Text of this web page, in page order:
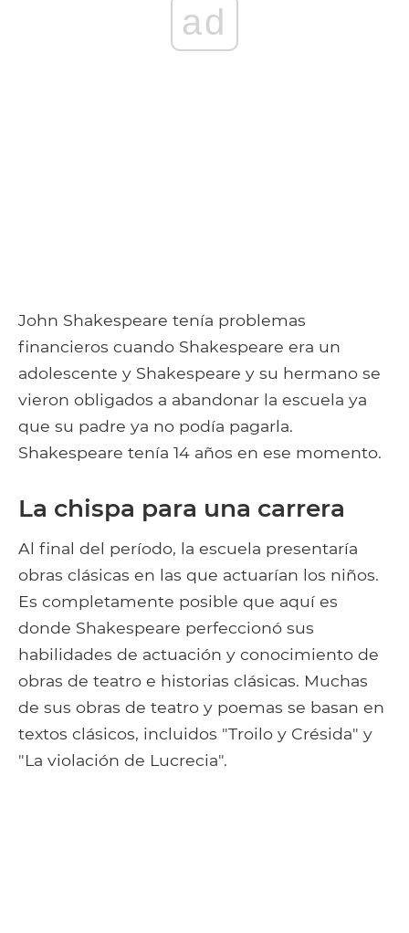
ad
John Shakespeare tenía problemas
financieros cuando Shakespeare era un
adolescente y Shakespeare y su hermano se
vieron obligados a abandonar la escuela ya
que su padre ya no podía pagarla.
Shakespeare tenía 14 años en ese momento.
La chispa para una carrera
Al final del período, la escuela presentaría
obras clásicas en las que actuarían los niños.
Es completamente posible que aquí es
donde Shakespeare perfeccionó sus
habilidades de actuación y conocimiento de
obras de teatro e historias clásicas. Muchas
de sus obras de teatro y poemas se basan en
textos clásicos, incluidos "Troilo y Crésida" y
"La violación de Lucrecia".